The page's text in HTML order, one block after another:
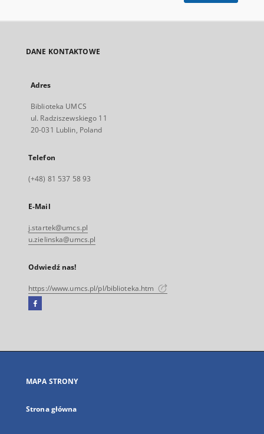
DANE KONTAKTOWE
Adres
Biblioteka UMCS
ul. Radziszewskiego 11
20-031 Lublin, Poland
Telefon
(+48) 81 537 58 93
E-Mail
j.startek@umcs.pl
u.zielinska@umcs.pl
Odwiedź nas!
https://www.umcs.pl/pl/biblioteka.htm
Facebook
się
karcie
MAPA STRONY
Strona główna